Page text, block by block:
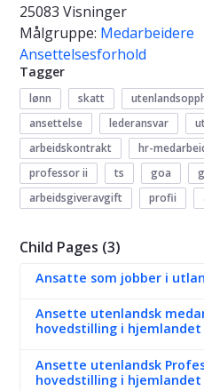
25083 Visninger
Målgruppe: Medarbeidere
Ansettelsesforhold
Tagger
lønn skatt
ansettelse
lederansvar
arbeidskontrakt
hr-
professor ii
ts goa
arbeidsgiveravgift
profii
Child Pages (3)
Ansatte som jobber i
Ansette utenlandsk
hovedstilling i hjemlandet
Ansette utenlandsk
hovedstilling i hjemlandet